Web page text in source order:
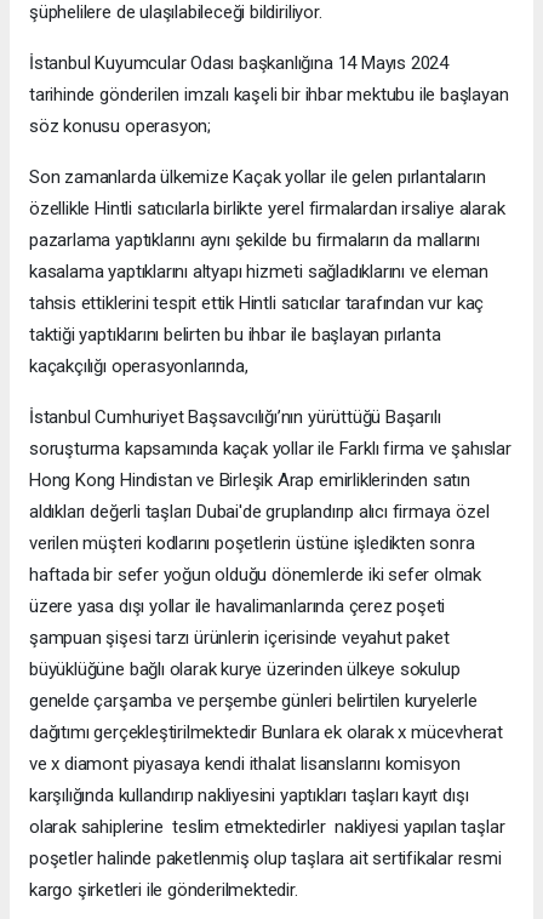
şüphelilere de ulaşılabileceği bildiriliyor.
İstanbul Kuyumcular Odası başkanlığına 14 Mayıs 2024
tarihinde gönderilen imzalı kaşeli bir ihbar mektubu ile başlayan
söz konusu operasyon;
Son zamanlarda ülkemize Kaçak yollar ile gelen pırlantaların
özellikle Hintli satıcılarla birlikte yerel firmalardan irsaliye alarak
pazarlama yaptıklarını aynı şekilde bu firmaların da mallarını
kasalama yaptıklarını altyapı hizmeti sağladıklarını ve eleman
tahsis ettiklerini tespit ettik Hintli satıcılar tarafından vur kaç
taktiği yaptıklarını belirten bu ihbar ile başlayan pırlanta
kaçakçılığı operasyonlarında,
İstanbul Cumhuriyet Başsavcılığı’nın yürüttüğü Başarılı
soruşturma kapsamında kaçak yollar ile Farklı firma ve şahıslar
Hong Kong Hindistan ve Birleşik Arap emirliklerinden satın
aldıkları değerli taşları Dubai'de gruplandırıp alıcı firmaya özel
verilen müşteri kodlarını poşetlerin üstüne işledikten sonra
haftada bir sefer yoğun olduğu dönemlerde iki sefer olmak
üzere yasa dışı yollar ile havalimanlarında çerez poşeti
şampuan şişesi tarzı ürünlerin içerisinde veyahut paket
büyüklüğüne bağlı olarak kurye üzerinden ülkeye sokulup
genelde çarşamba ve perşembe günleri belirtilen kuryelerle
dağıtımı gerçekleştirilmektedir Bunlara ek olarak x mücevherat
ve x diamont piyasaya kendi ithalat lisanslarını komisyon
karşılığında kullandırıp nakliyesini yaptıkları taşları kayıt dışı
olarak sahiplerine teslim etmektedirler nakliyesi yapılan taşlar
poşetler halinde paketlenmiş olup taşlara ait sertifikalar resmi
kargo şirketleri ile gönderilmektedir.